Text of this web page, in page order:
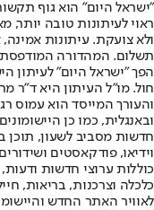
"ישראל היום" הוא גוף
ראוי לעיתונות טובה יותר,
ולא צועקת. עיתונות אמינה,
הפך "ישראל היום" לעיתון
חול. מו"ל העיתון היא ד"ר
והעורך המייסד הוא עמוס
חדשות מסביב לשעון, תוכן
וידיאו, פודקאסטים
כוללות ערוצי חדשות ודעות,
לאוויר האתר החדש